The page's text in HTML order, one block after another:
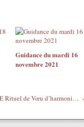
Guidance du mardi 16
novembre 2021
Rituel Nouvelle Lune en BALANCE Rituel de Vœu d’harmonie professionnelle et Attraction d’Abondance Financière